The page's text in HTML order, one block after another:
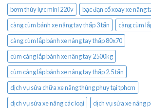
bơm thủy lực mini 220v
bạc đạn cổ xoay xe nâng
càng cùm bánh xe nâng tay thấp 3 tấn
càng cùm
càng cùm lắp bánh xe nâng tay thấp 80x70
cùm càng lắp bánh xe nâng tay 2500kg
cùm càng lắp bánh xe nâng tay thấp 2.5 tấn
dịch vụ sửa chữa xe nâng thùng phuy tại tphcm
dịch vụ sửa xe nâng các loại
dịch vụ sửa xe nâng